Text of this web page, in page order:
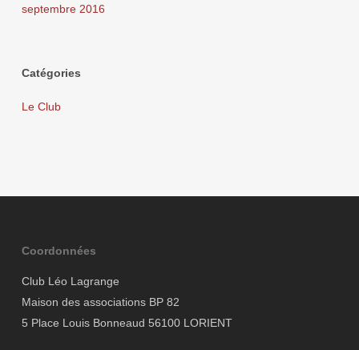
septembre 2016
Catégories
Le Club
Coordonnées
Club Léo Lagrange
Maison des associations BP 82
5 Place Louis Bonneaud 56100 LORIENT